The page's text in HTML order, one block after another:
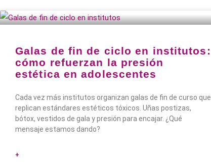
Galas de fin de ciclo en institutos:
cómo refuerzan la presión
estética en adolescentes
Cada vez más institutos organizan galas de fin de curso que
replican estándares estéticos tóxicos. Uñas postizas,
bótox, vestidos de gala y presión para encajar. ¿Qué
mensaje estamos dando?
+